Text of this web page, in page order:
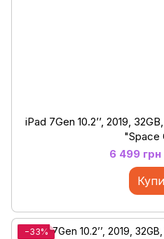
iPad 7Gen 10.2’’, 2019,
"Space
6 499 грн
−33%